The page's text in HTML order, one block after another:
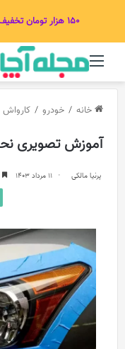
۱۵۰ هزار تومان تخفیف
منو
خانه / خودرو / کارواش
آموزش تصویری
پرنیا مالکی 11 مرداد 1403